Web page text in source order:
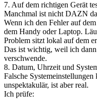
7. Auf dem richtigen Gerät
Manchmal ist nicht DAZN
Wenn ich den Fehler auf
dem Handy oder Laptop.
Problem sitzt lokal auf dem
Das ist wichtig, weil ich
verschwende.
8. Datum, Uhrzeit und
Falsche
unspektakulär, ist aber real.
Ich prüfe: